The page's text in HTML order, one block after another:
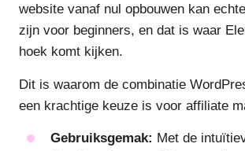
website vanaf nul opbouwen kan
zijn voor beginners, en dat is waar
hoek komt kijken.
Dit is waarom de combinatie
een krachtige keuze is voor affiliate
Gebruiksgemak: Met de